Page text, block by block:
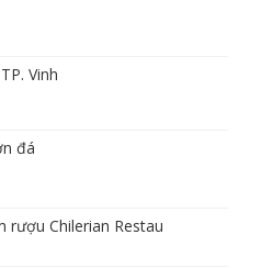
Vinh
đá
rượu Chilerian Restau